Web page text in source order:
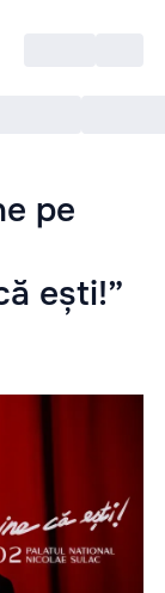
pe
ești!”